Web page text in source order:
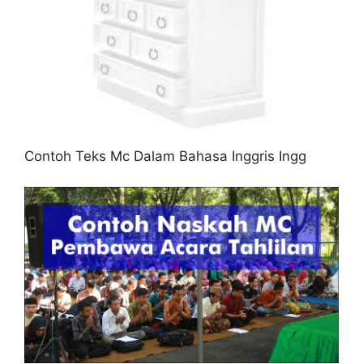
Contoh Teks Mc Dalam Bahasa Inggris Ingg